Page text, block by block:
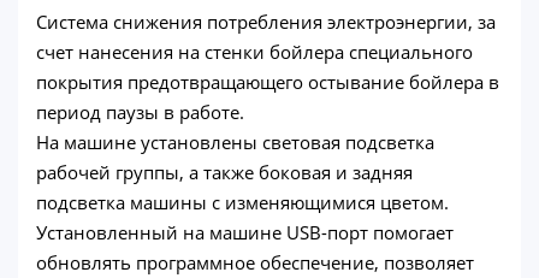
Система снижения потребления электроэнергии, за
счет нанесения на стенки бойлера специального
покрытия предотвращающего остывание бойлера в
период паузы в работе.
На машине установлены световая подсветка
рабочей группы, а также боковая и задняя
подсветка машины с изменяющимися цветом.
Установленный на машине USB-порт помогает
обновлять программное обеспечение, позволяет